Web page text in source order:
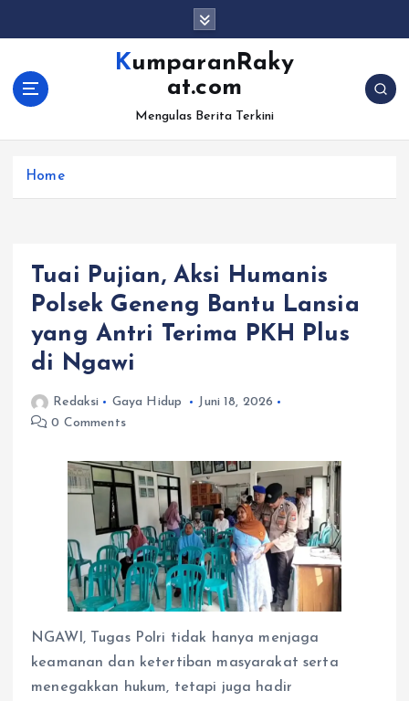
KumparanRaky
at.com
Mengulas Berita Terkini
Home
Tuai Pujian, Aksi Humanis
Polsek Geneng Bantu Lansia
yang Antri Terima PKH Plus
di Ngawi
Redaksi Gaya Hidup
Juni 18, 2026
0 Comments
NGAWI, Tugas Polri tidak hanya menjaga
keamanan dan ketertiban masyarakat serta
menegakkan hukum, tetapi juga hadir